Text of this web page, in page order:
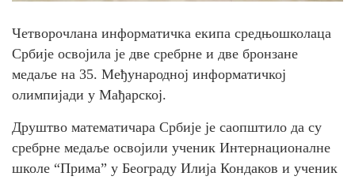
Четворочлана информатичка екипа средњошколаца
Србије освојила је две сребрне и две бронзане
медаље на 35. Међународној информатичкој
олимпијади у Мађарској.
Друштво математичара Србије је саопштило да су
сребрне медаље освојили ученик Интернационалне
школе “Прима” у Београду Илија Кондаков и ученик